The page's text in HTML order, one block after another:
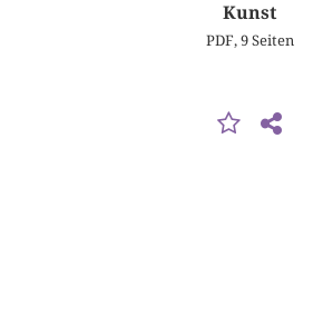
Kunst
PDF, 9 Seiten